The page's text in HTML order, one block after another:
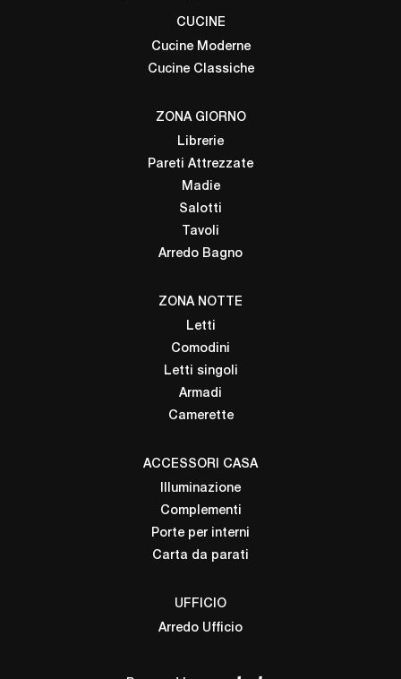
CUCINE
Cucine Moderne
Cucine Classiche
ZONA GIORNO
Librerie
Pareti Attrezzate
Madie
Salotti
Tavoli
Arredo Bagno
ZONA NOTTE
Letti
Comodini
Letti singoli
Armadi
Camerette
ACCESSORI CASA
Illuminazione
Complementi
Porte per interni
Carta da parati
UFFICIO
Arredo Ufficio